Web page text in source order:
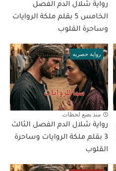
رواية شلال الدم الفصل
الخامس 5 بقلم ملكة الروايات
وساحرة القلوب
رواية حصريه
منذ بضع لحظات
رواية شلال الدم الفصل الثالث
3 بقلم ملكة الروايات وساحرة
القلوب